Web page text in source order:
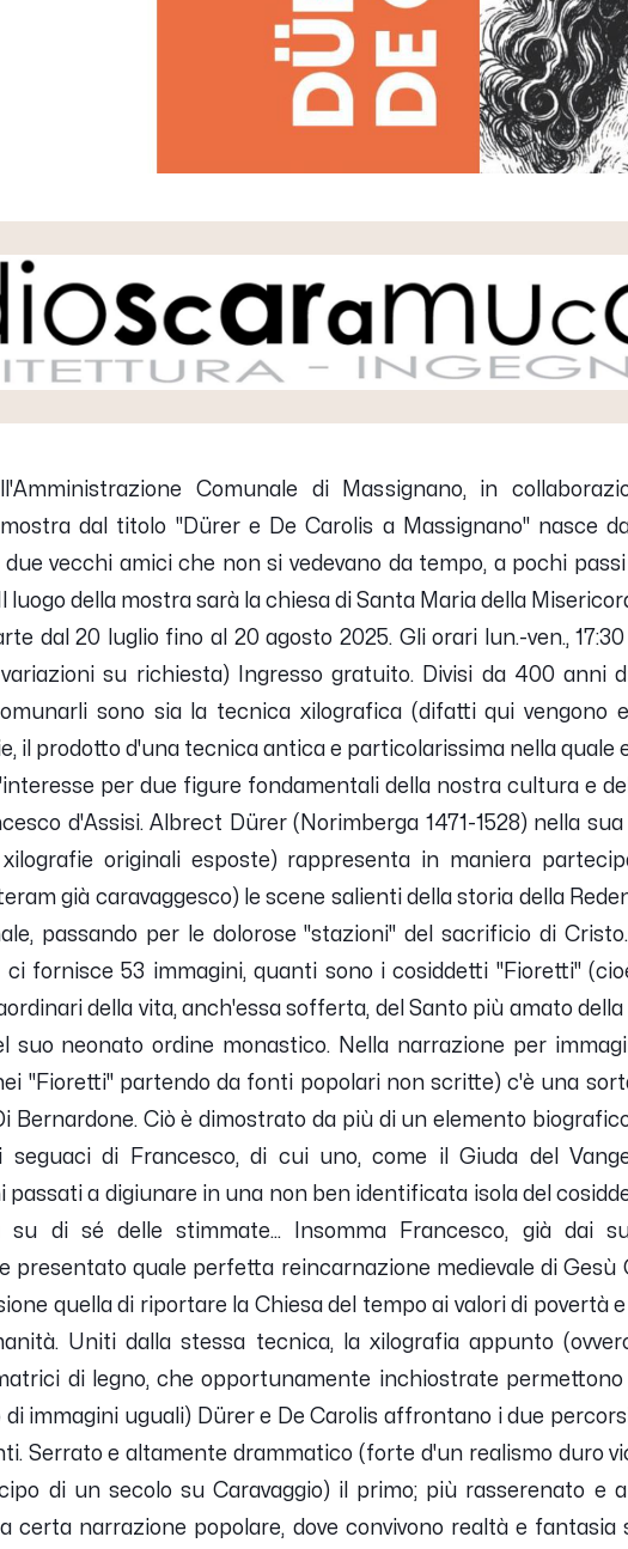
Comunale di Massignano, in
dal titolo "Dürer e De Carolis a Massignano" nasce
vecchi amici che non si vedevano da tempo, a pochi
luogo della mostra sarà la chiesa di Santa Maria della
dal 20 luglio fino al 20 agosto 2025. Gli orari lun.-ven., 17:30
su richiesta) Ingresso gratuito.
Divisi da 400 anni
sono sia la tecnica xilografica (difatti qui vengono
il prodotto d'una tecnica antica e particolarissima nella quale
per due figure fondamentali della nostra cultura e
d'Assisi. Albrect Dürer (Norimberga 1471-1528) nella
originali esposte) rappresenta in maniera
già caravaggesco) le scene salienti della storia della
passando per le dolorose "stazioni" del sacrificio di
fornisce 53 immagini, quanti sono i cosiddetti "Fioretti"
della vita, anch'essa sofferta, del Santo più amato
suo neonato ordine monastico. Nella narrazione per
"Fioretti" partendo da fonti popolari non scritte) c'è una
Bernardone. Ciò è dimostrato da più di un elemento
di Francesco, di cui uno, come il Giuda del
passati a digiunare in una non ben identificata isola del
su di sé delle stimmate... Insomma Francesco, già dai
presentato quale perfetta reincarnazione medievale di Gesù
quella di riportare la Chiesa del tempo ai valori di povertà
Uniti dalla stessa tecnica, la xilografia appunto
di legno, che opportunamente inchiostrate
immagini uguali) Dürer e De Carolis affrontano i due
Serrato e altamente drammatico (forte d'un realismo duro
di un secolo su Caravaggio) il primo; più rasserenato e
certa narrazione popolare, dove convivono realtà e fantasia